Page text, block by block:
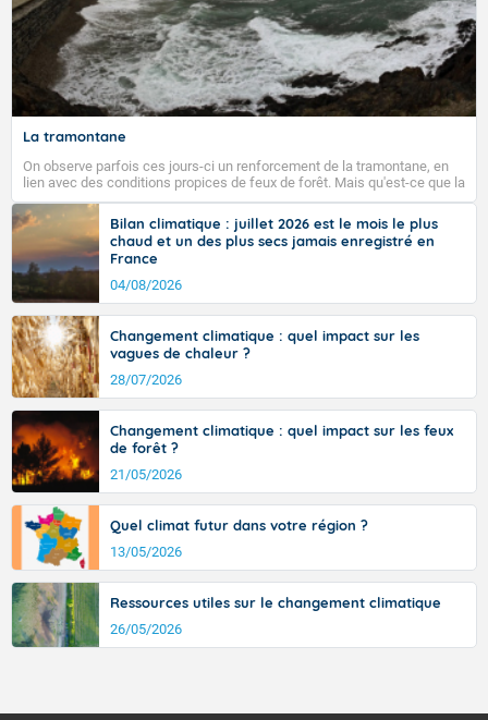
La tramontane
On observe parfois ces jours-ci un renforcement de la tramontane, en
lien avec des conditions propices de feux de forêt. Mais qu'est-ce que la
tramontane ? Quelles sont ses caractéristiques ? La tramontane est un
vent turbulent soufflant de secteur nord-ouest à nord, ou ouest à nord-
ouest, dans un secteur qui part du Roussillon à la vallée de l’Aude et à
l’ouest de l’Hérault. L’étymologie de ce vent vient du latin trasmontanus,
signifiant au-delà des monts, en allusion aux régions montagneuses
d’où provient ce vent.
Bilan climatique : juillet 2026 est le mois le plus
chaud et un des plus secs jamais enregistré en
France
04/08/2026
Changement climatique : quel impact sur les
vagues de chaleur ?
28/07/2026
Changement climatique : quel impact sur les feux
de forêt ?
21/05/2026
Quel climat futur dans votre région ?
13/05/2026
Ressources utiles sur le changement climatique
26/05/2026